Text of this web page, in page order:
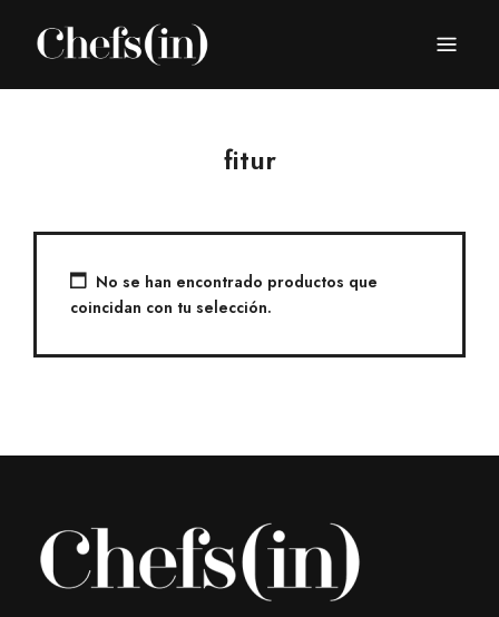
CHEFS(IN)
fitur
No se han encontrado productos que
coincidan con tu selección.